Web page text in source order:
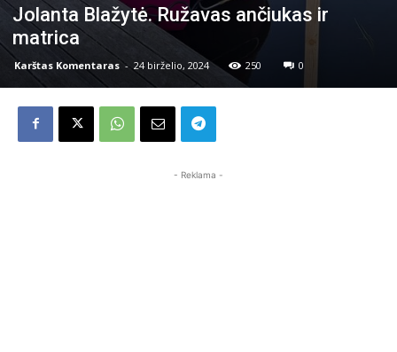
Jolanta Blažytė. Ružavas ančiukas ir
matrica
Karštas Komentaras - 24 birželio, 2024 250 0
- Reklama -